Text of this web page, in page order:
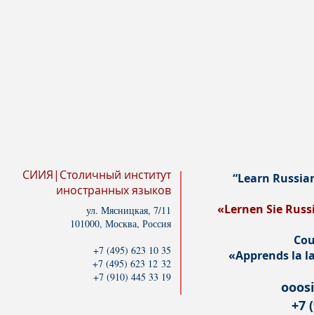
СИИЯ|Столичный институт
иностранных языков
ул. Мясницкая, 7/11
101000, Москва, Россия
+7 (495) 623 10 35
+7 (495) 623 12 32
+7 (910) 445 33 19
“Learn
«Lernen Sie
«Apprends la
+7